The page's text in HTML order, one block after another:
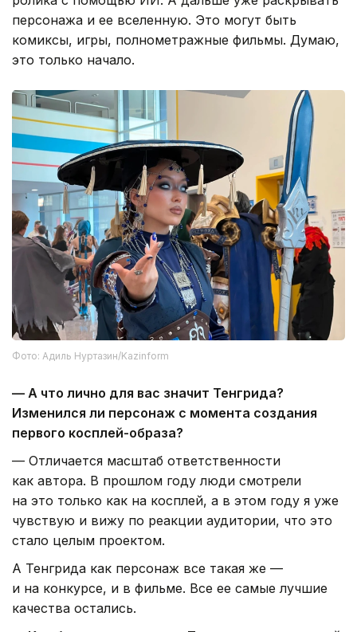
персонажа и ее вселенную. Это могут быть
комиксы, игры, полнометражные фильмы. Думаю,
это только начало.
Фото: Адиль Нуртазин/Kazinform
— А что лично для вас значит Тенгрида?
Изменился ли персонаж с момента создания
первого косплей-образа?
— Отличается масштаб ответственности
как автора. В прошлом году люди смотрели
на это только как на косплей, а в этом году я уже
чувствую и вижу по реакции аудитории, что это
стало целым проектом.
А Тенгрида как персонаж все такая же —
и на конкурсе, и в фильме. Все ее самые лучшие
качества остались.